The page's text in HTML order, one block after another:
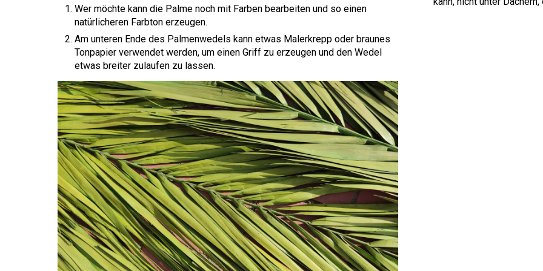
Wer möchte kann die Palme noch mit Farben bearbeiten und so einen
natürlicheren Farbton erzeugen.
Am unteren Ende des Palmenwedels kann etwas Malerkrepp oder braunes
Tonpapier verwendet werden, um einen Griff zu erzeugen und den Wedel
etwas breiter zulaufen zu lassen.